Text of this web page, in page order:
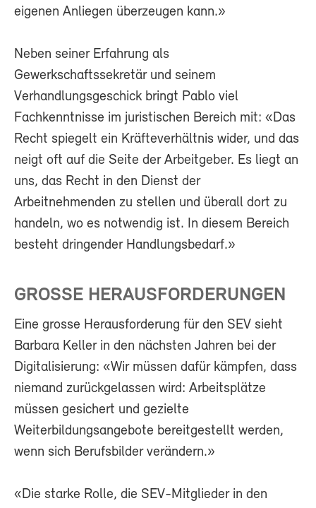
eigenen Anliegen überzeugen kann.»
Neben seiner Erfahrung als
Gewerkschaftssekretär und seinem
Verhandlungsgeschick bringt Pablo viel
Fachkenntnisse im juristischen Bereich mit: «Das
Recht spiegelt ein Kräfteverhältnis wider, und das
neigt oft auf die Seite der Arbeitgeber. Es liegt an
uns, das Recht in den Dienst der
Arbeitnehmenden zu stellen und überall dort zu
handeln, wo es notwendig ist. In diesem Bereich
besteht dringender Handlungsbedarf.»
GROSSE HERAUSFORDERUNGEN
Eine grosse Herausforderung für den SEV sieht
Barbara Keller in den nächsten Jahren bei der
Digitalisierung: «Wir müssen dafür kämpfen, dass
niemand zurückgelassen wird: Arbeitsplätze
müssen gesichert und gezielte
Weiterbildungsangebote bereitgestellt werden,
wenn sich Berufsbilder verändern.»
«Die starke Rolle, die SEV-Mitglieder in den